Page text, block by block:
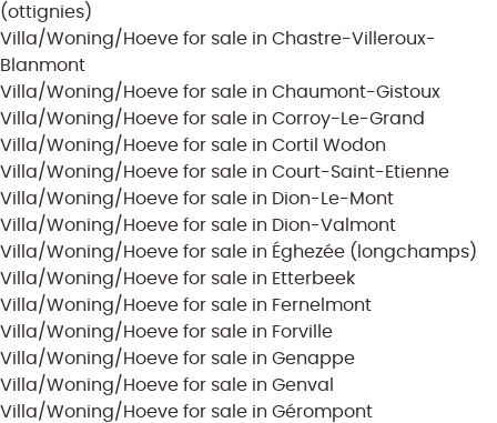
(ottignies)
Villa/Woning/Hoeve for sale in Chastre-Villeroux-
Blanmont
Villa/Woning/Hoeve for sale in Chaumont-Gistoux
Villa/Woning/Hoeve for sale in Corroy-Le-Grand
Villa/Woning/Hoeve for sale in Cortil Wodon
Villa/Woning/Hoeve for sale in Court-Saint-Etienne
Villa/Woning/Hoeve for sale in Dion-Le-Mont
Villa/Woning/Hoeve for sale in Dion-Valmont
Villa/Woning/Hoeve for sale in Éghezée (longchamps)
Villa/Woning/Hoeve for sale in Etterbeek
Villa/Woning/Hoeve for sale in Fernelmont
Villa/Woning/Hoeve for sale in Forville
Villa/Woning/Hoeve for sale in Genappe
Villa/Woning/Hoeve for sale in Genval
Villa/Woning/Hoeve for sale in Gérompont